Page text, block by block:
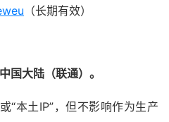
（长期有效）
国大陆（联通）。
“本土IP”，但不影响作为生产